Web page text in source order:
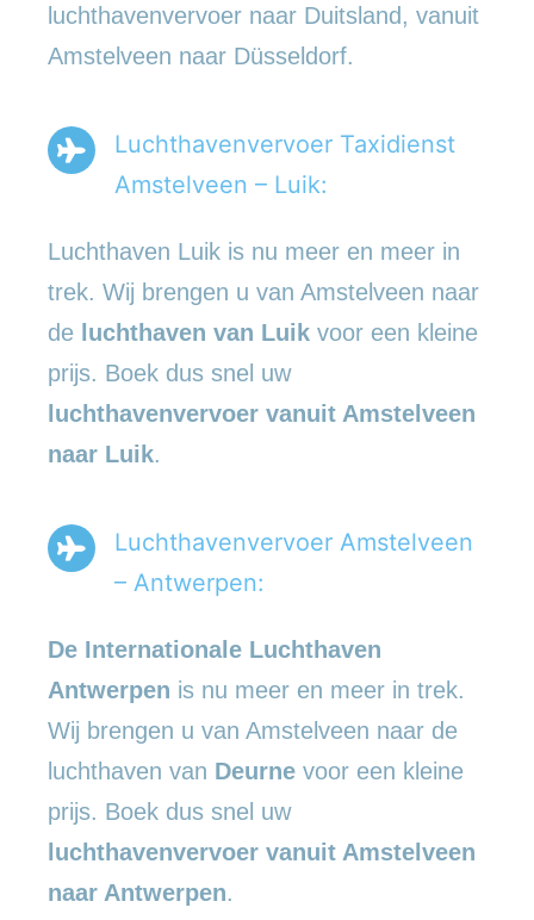
luchthavenvervoer naar Duitsland, vanuit
Amstelveen naar Düsseldorf.
Luchthavenvervoer Taxidienst
Amstelveen – Luik:
Luchthaven Luik is nu meer en meer in
trek. Wij brengen u van Amstelveen naar
de luchthaven van Luik voor een kleine
prijs. Boek dus snel uw
luchthavenvervoer vanuit Amstelveen
naar Luik.
Luchthavenvervoer Amstelveen
– Antwerpen:
De Internationale Luchthaven
Antwerpen is nu meer en meer in trek.
Wij brengen u van Amstelveen naar de
luchthaven van Deurne voor een kleine
prijs. Boek dus snel uw
luchthavenvervoer vanuit Amstelveen
naar Antwerpen.